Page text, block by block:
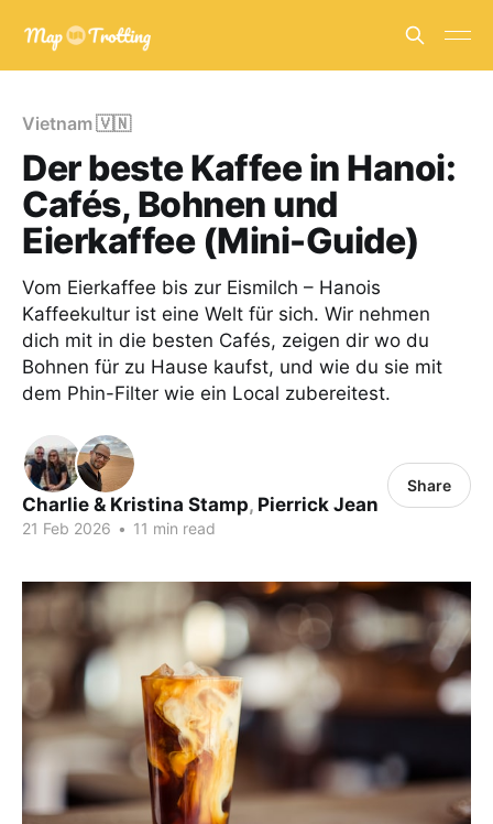
Vietnam 🇻🇳
Der beste Kaffee in Hanoi:
Cafés, Bohnen und
Eierkaffee (Mini-Guide)
Vom Eierkaffee bis zur Eismilch – Hanois
Kaffeekultur ist eine Welt für sich. Wir nehmen
dich mit in die besten Cafés, zeigen dir wo du
Bohnen für zu Hause kaufst, und wie du sie mit
dem Phin-Filter wie ein Local zubereitest.
Charlie & Kristina Stamp, Pierrick Jean
21 Feb 2026 • 11 min read
Share